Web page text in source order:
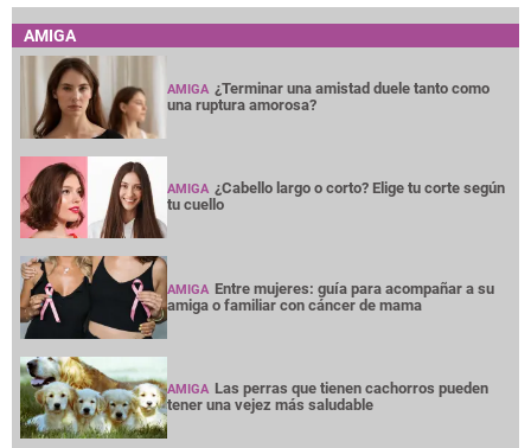
AMIGA
AMIGA ¿Terminar una amistad duele tanto como
una ruptura amorosa?
AMIGA ¿Cabello largo o corto? Elige tu corte según
tu cuello
AMIGA Entre mujeres: guía para acompañar a su
amiga o familiar con cáncer de mama
AMIGA Las perras que tienen cachorros pueden
tener una vejez más saludable